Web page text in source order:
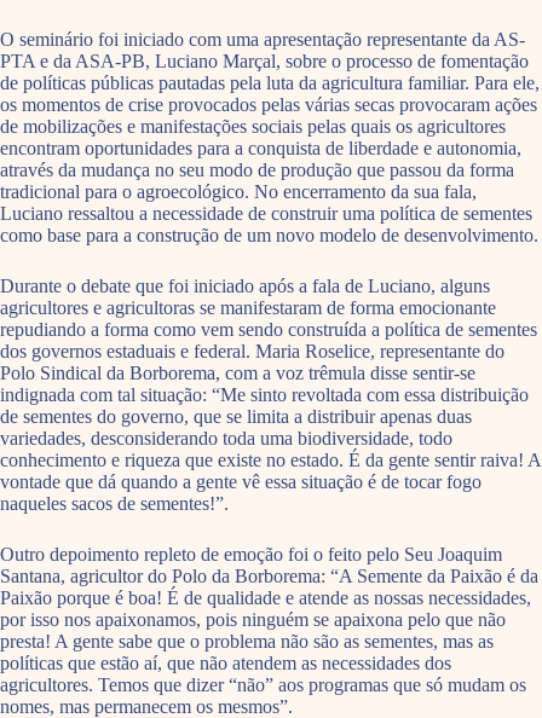
O seminário foi iniciado com uma apresentação representante da AS-
PTA e da ASA-PB, Luciano Marçal, sobre o processo de fomentação
de políticas públicas pautadas pela luta da agricultura familiar. Para ele,
os momentos de crise provocados pelas várias secas provocaram ações
de mobilizações e manifestações sociais pelas quais os agricultores
encontram oportunidades para a conquista de liberdade e autonomia,
através da mudança no seu modo de produção que passou da forma
tradicional para o agroecológico. No encerramento da sua fala,
Luciano ressaltou a necessidade de construir uma política de sementes
como base para a construção de um novo modelo de desenvolvimento.
Durante o debate que foi iniciado após a fala de Luciano, alguns
agricultores e agricultoras se manifestaram de forma emocionante
repudiando a forma como vem sendo construída a política de sementes
dos governos estaduais e federal. Maria Roselice, representante do
Polo Sindical da Borborema, com a voz trêmula disse sentir-se
indignada com tal situação: “Me sinto revoltada com essa distribuição
de sementes do governo, que se limita a distribuir apenas duas
variedades, desconsiderando toda uma biodiversidade, todo
conhecimento e riqueza que existe no estado. É da gente sentir raiva! A
vontade que dá quando a gente vê essa situação é de tocar fogo
naqueles sacos de sementes!”.
Outro depoimento repleto de emoção foi o feito pelo Seu Joaquim
Santana, agricultor do Polo da Borborema: “A Semente da Paixão é da
Paixão porque é boa! É de qualidade e atende as nossas necessidades,
por isso nos apaixonamos, pois ninguém se apaixona pelo que não
presta! A gente sabe que o problema não são as sementes, mas as
políticas que estão aí, que não atendem as necessidades dos
agricultores. Temos que dizer “não” aos programas que só mudam os
nomes, mas permanecem os mesmos”.